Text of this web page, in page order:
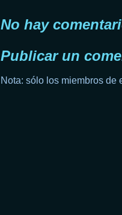
No hay
Publicar un
Nota: sólo los miembros de